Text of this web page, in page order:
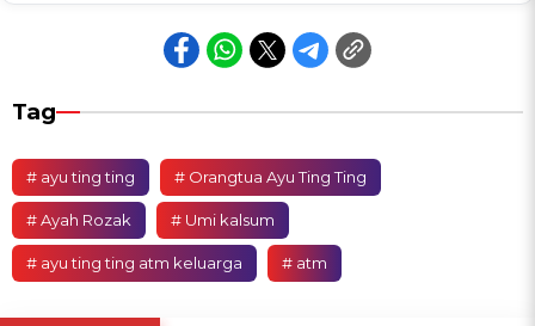
Tag
# ayu ting ting # Orangtua Ayu Ting Ting
# Ayah Rozak # Umi kalsum
# ayu ting ting atm keluarga # atm